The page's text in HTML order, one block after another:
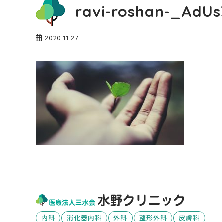
ravi-roshan-
2020.11.27
内科 消化器内科 外科 整形外科 皮膚科